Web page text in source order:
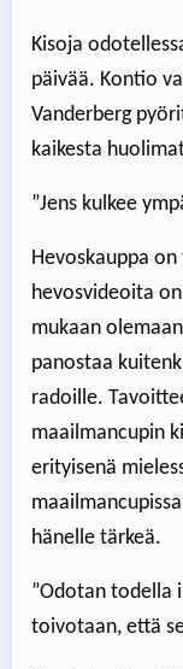
Kisoja
päivää. Kontio
Vanderberg
kaikesta
”Jens kulkee
Hevoskauppa
hevosvideoita
mukaan
panostaa
radoille.
maailmancupin
erityisenä
hänelle tärkeä.
”Odotan todella
toivotaan, että